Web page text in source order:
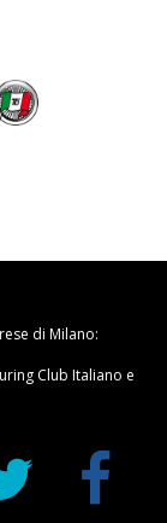
di Milano:
Club Italiano e